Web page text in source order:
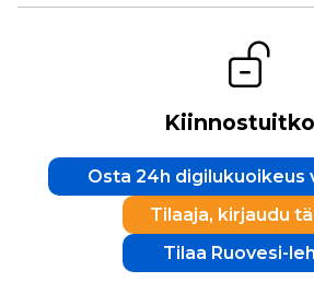
Osta 24h digilukuoikeus
Tilaaja, kirjaudu
Tilaa Ruovesi-